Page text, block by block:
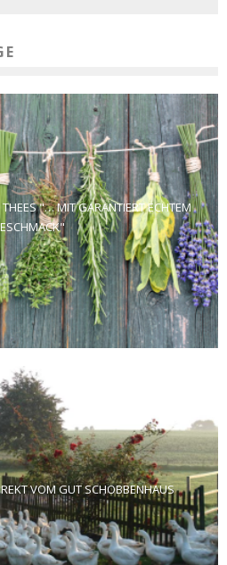
"… MIT GARANTIERT ECHTEM
VOM GUT SCHOBBENHAUS